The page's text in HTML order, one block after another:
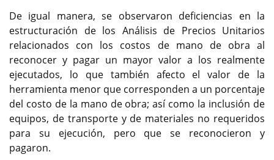
De igual manera, se observaron deficiencias en la
estructuración de los Análisis de Precios Unitarios
relacionados con los costos de mano de obra al
reconocer y pagar un mayor valor a los realmente
ejecutados, lo que también afecto el valor de la
herramienta menor que corresponden a un porcentaje
del costo de la mano de obra; así como la inclusión de
equipos, de transporte y de materiales no requeridos
para su ejecución, pero que se reconocieron y
pagaron.